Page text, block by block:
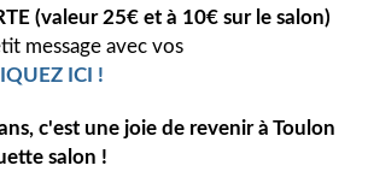
(valeur 25€ et à 10€ sur le salon)
message avec vos
ICI !
c'est une joie de revenir à Toulon
salon !